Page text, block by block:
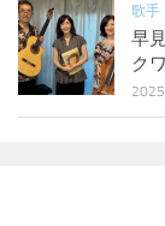
歌手
早
ク